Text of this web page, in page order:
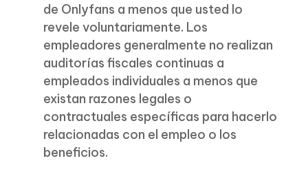
de Onlyfans a menos que usted lo
revele voluntariamente. Los
empleadores generalmente no realizan
auditorías fiscales continuas a
empleados individuales a menos que
existan razones legales o
contractuales específicas para hacerlo
relacionadas con el empleo o los
beneficios.